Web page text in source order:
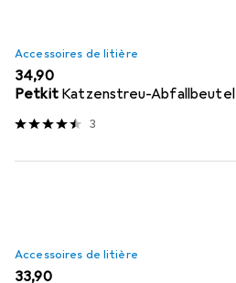
Accessoires de litière
EUR
34,90
Petkit Katzenstreu-Abfallbeutel
3
Accessoires de litière
EUR
33,90